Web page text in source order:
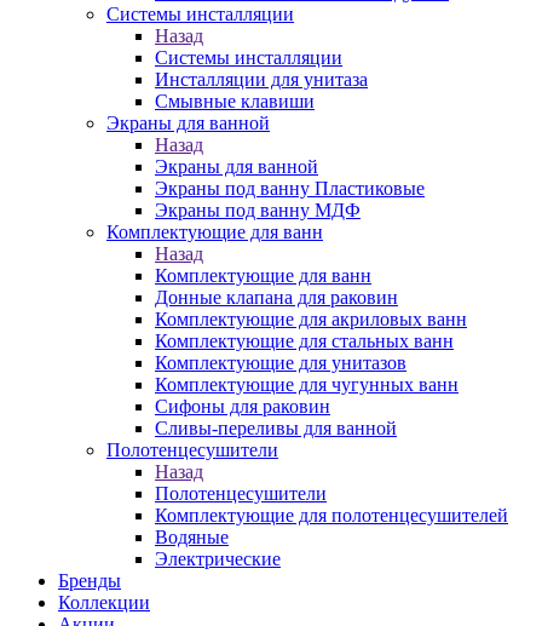
Системы инсталляции
Назад
Системы инсталляции
Инсталляции для унитаза
Смывные клавиши
Экраны для ванной
Назад
Экраны для ванной
Экраны под ванну Пластиковые
Экраны под ванну МДФ
Комплектующие для ванн
Назад
Комплектующие для ванн
Донные клапана для раковин
Комплектующие для акриловых ванн
Комплектующие для стальных ванн
Комплектующие для унитазов
Комплектующие для чугунных ванн
Сифоны для раковин
Сливы-переливы для ванной
Полотенцесушители
Назад
Полотенцесушители
Комплектующие для полотенцесушителей
Водяные
Электрические
Бренды
Коллекции